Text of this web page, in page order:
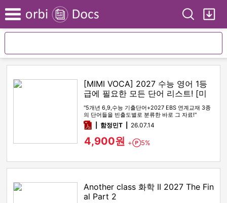
Menu Search
[MIMI VOCA] 2027 수능 영어 1등
급에 필요한 모든 단어 리스트! [미
미보카]
"5개년 6,9,수능 기출단어+2027 EBS 연계교재 3종
의 단어들을 빈출도별로 분류한 바로 그 자료!"
pdf함정민T 26.07.14
4,900원 + Point
5%
Another class 화학 II 2027 The Fin
al Part 2